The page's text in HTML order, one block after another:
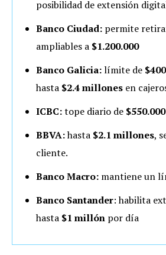
posibilidad de extensión
Banco Ciudad: permite
ampliables a $1.200.000
Banco Galicia:límite de
hasta $2.4 millones en
ICBC:tope diario de $550.000
BBVA:hasta $2.1 millones,
cliente.
Banco Macro: mantiene un
Banco Santander: habilita
hasta $1 millón por día